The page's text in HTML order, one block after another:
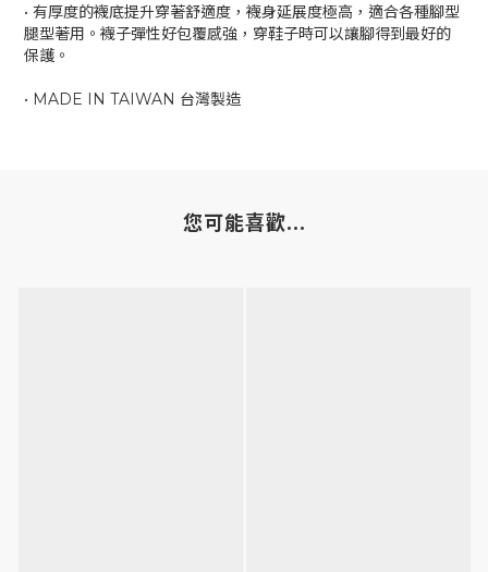
• 有厚度的襪底提升穿著舒適度，襪身延展度極高，適合各種腳型
腿型著用。襪子彈性好包覆感強，穿鞋子時可以讓腳得到最好的
保護。
• MADE IN TAIWAN 台灣製造
您可能喜歡...